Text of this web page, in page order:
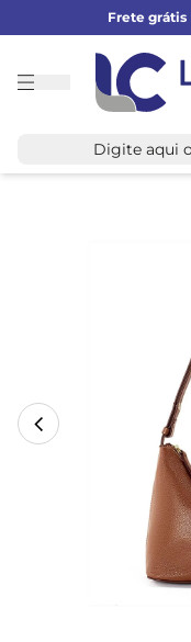
Frete grátis
Linha